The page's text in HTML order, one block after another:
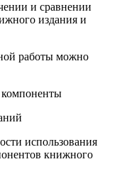
и сравнении
издания и
работы можно
использования
книжного